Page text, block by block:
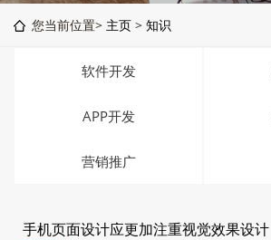
您当前位置> 主页 > 知识
软件开发
APP开发
营销推广
手机页面设计应更加注重视觉效果设计